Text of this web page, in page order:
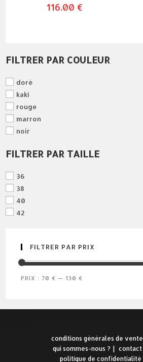
116.00 €
FILTRER PAR COULEUR
doré
kaki
rouge
marron
noir
FILTRER PAR TAILLE
36
38
40
42
FILTRER PAR PRIX
prix
prix
PRIX : 70 € — 130 €
conditions générales de vente
qui sommes-nous ?
contact
politique de confidentialité